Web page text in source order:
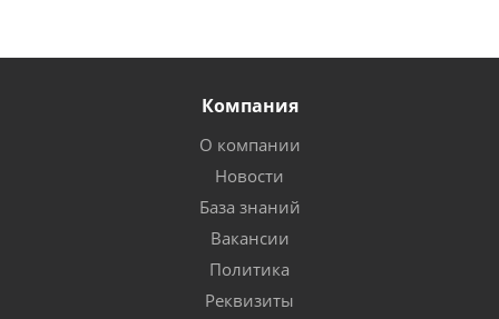
Компания
О компании
Новости
База знаний
Вакансии
Политика
Реквизиты